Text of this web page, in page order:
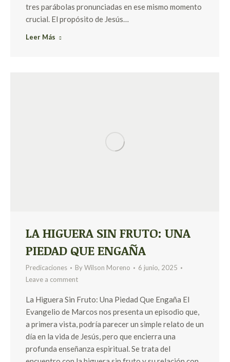
tres parábolas pronunciadas en ese mismo momento
crucial. El propósito de Jesús…
Leer Más
LA HIGUERA SIN FRUTO: UNA
PIEDAD QUE ENGAÑA
Predicaciones ByWilson Moreno
6 junio, 2025
Leave a comment
La Higuera Sin Fruto: Una Piedad Que Engaña El
Evangelio de Marcos nos presenta un episodio que,
a primera vista, podría parecer un simple relato de un
día en la vida de Jesús, pero que encierra una
profunda enseñanza espiritual. Se trata del